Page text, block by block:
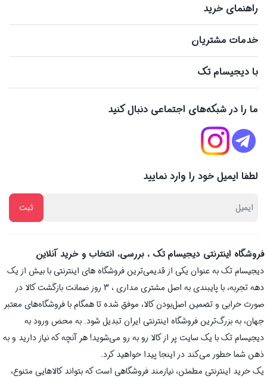
راهنمای خرید
خدمات مشتریان
با دیجیسام تک
ما را در شبکه‌های اجتماعی دنبال کنید
لطفا ایمیل خود را وارد نمایید
فروشگاه اینترنتی دیجیسام تک ، بررسی، انتخاب و خرید آنلاین
دیجیسام تک به عنوان یکی از قدیمی‌ترین فروشگاه های اینترنتی با بیش از یک
دهه تجربه، با پایبندی به اصل مشتری مداری ، 3 روز ضمانت بازگشت کالا در
صورت خرابی و تضمین اصل‌بودن کالا، موفق شده تا همگام با فروشگاه‌های معتبر
جهان، به بزرگ‌ترین فروشگاه اینترنتی ایران تبدیل شود. به محض ورود به
دیجیسام تک با یک سایت پر از کالا رو به رو می‌شوید! هر آنچه که نیاز دارید و به
ذهن شما خطور می‌کند در اینجا پیدا خواهید کرد.
یک خرید اینترنتی مطمئن، نیازمند فروشگاهی است که بتواند کالاهایی متنوع،